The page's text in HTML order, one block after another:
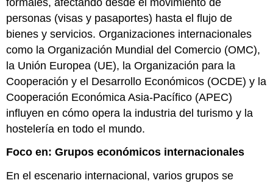
personas (visas y pasaportes) hasta el flujo de
bienes y servicios. Organizaciones internacionales
como la Organización Mundial del Comercio (OMC),
la Unión Europea (UE), la Organización para la
Cooperación y el Desarrollo Económicos (OCDE) y la
Cooperación Económica Asia-Pacífico (APEC)
influyen en cómo opera la industria del turismo y la
hostelería en todo el mundo.
Foco en: Grupos económicos internacionales
En el escenario internacional, varios grupos se